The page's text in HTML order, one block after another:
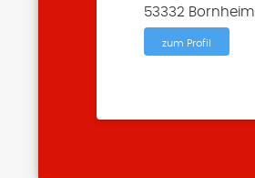
53332 Bornheim
zum Profil